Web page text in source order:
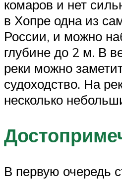
комаров и нет
в Хопре одна из
России, и можно
глубине до 2 м. В
реки можно
судоходство. На
несколько
В первую очередь